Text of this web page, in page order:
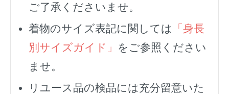
ご了承くださいませ。
着物のサイズ表記に関しては
「身長
別サイズガイド」 をご参照ください
ませ。
リユース品の検品には充分留意いた